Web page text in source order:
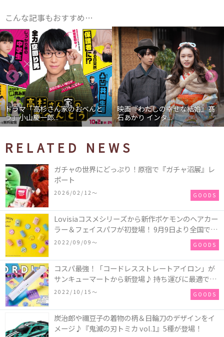
こんな記事もおすすめ…
ドラマ「高杉さん家のおべんと
う」小山慶一郎...
映画『わたしの幸せな結婚』髙
石あかり インタ...
RELATED NEWS
ガチャの世界にどっぷり！原宿で『ガチャ沼展』レ
ポート
2026/02/12〜 GOODS
Lovisiaコスメシリーズから新作ポケモンのヘアカー
ラー＆フェイスパフが初登場！ 9月9日より全国で販
売開始♪
2022/09/09〜 GOODS
コスパ最強！「コードレスストレートアイロン」が
サンキューマートから新登場♪ 持ち運びに最適でど
こでも簡単にヘアセットが叶う！
2022/10/15〜 GOODS
炭治郎や禰豆子の着物の柄＆日輪刀のデザインをイ
メージ♪『鬼滅の刃トミカ vol.1』5種が登場！